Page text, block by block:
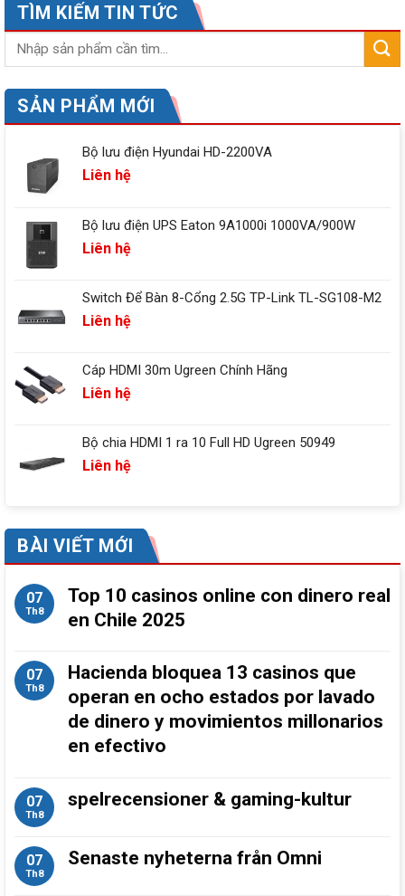
TÌM KIẾM TIN TỨC
SẢN PHẨM MỚI
Bộ lưu điện Hyundai HD-2200VA
Liên hệ
Bộ lưu điện UPS Eaton 9A1000i 1000VA/900W
Liên hệ
Switch Để Bàn 8-Cổng 2.5G TP-Link TL-SG108-M2
Liên hệ
Cáp HDMI 30m Ugreen Chính Hãng
Liên hệ
Bộ chia HDMI 1 ra 10 Full HD Ugreen 50949
Liên hệ
BÀI VIẾT MỚI
07
Th8
Top 10 casinos online con dinero real
en Chile 2025
07
Th8
Hacienda bloquea 13 casinos que
operan en ocho estados por lavado
de dinero y movimientos millonarios
en efectivo
07
Th8
spelrecensioner & gaming-kultur
07
Th8
Senaste nyheterna från Omni